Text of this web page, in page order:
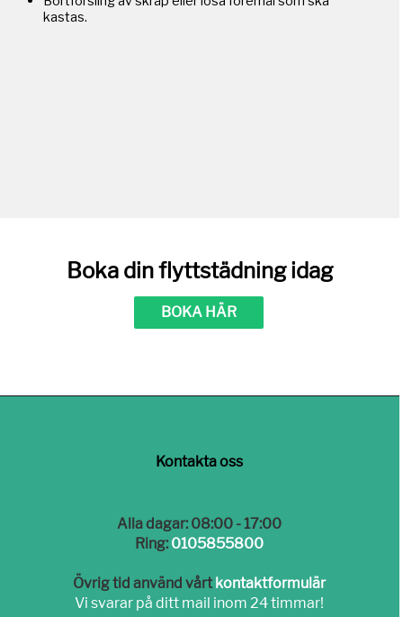
Boka din flyttstädning idag
BOKA HÄR
Kontakta oss
Alla dagar: 08:00 - 17:00
Ring: 0105855800
Övrig tid använd vårtkontaktformulär
Vi svarar på ditt mail inom 24 timmar!